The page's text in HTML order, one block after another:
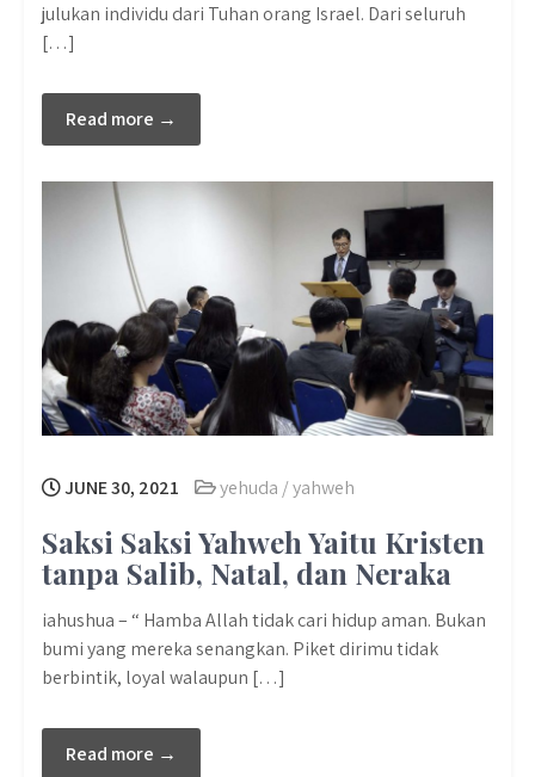
julukan individu dari Tuhan orang Israel. Dari seluruh
[…]
Read more →
JUNE 30, 2021 yehuda / yahweh
Saksi Saksi Yahweh Yaitu Kristen
tanpa Salib, Natal, dan Neraka
iahushua – “ Hamba Allah tidak cari hidup aman. Bukan
bumi yang mereka senangkan. Piket dirimu tidak
berbintik, loyal walaupun […]
Read more →